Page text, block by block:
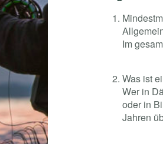
Im
Was ist
Wer in
oder in
Jahren